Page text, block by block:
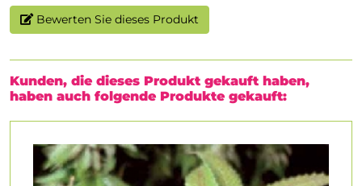
Bewerten Sie dieses Produkt
Kunden, die dieses Produkt gekauft haben,
haben auch folgende Produkte gekauft: